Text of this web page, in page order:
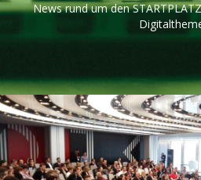
News rund um den